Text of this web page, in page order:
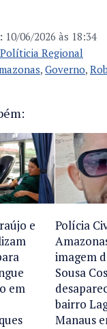
10/06/2026 às 18:34
Políticia Regional
, Governo,
e
em
Polícia
imagem
Sousa
bairro
Manaus